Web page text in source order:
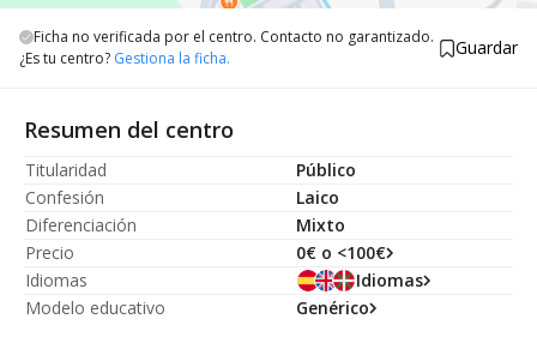
Ficha no verificada por el centro. Contacto no garantizado.
¿Es tu centro? Gestiona la ficha. Guardar
Resumen del centro
Titularidad
Público
Confesión
Laico
Diferenciación
Mixto
Precio
0€ o <100€
Idiomas
Idiomas
Modelo educativo
Genérico